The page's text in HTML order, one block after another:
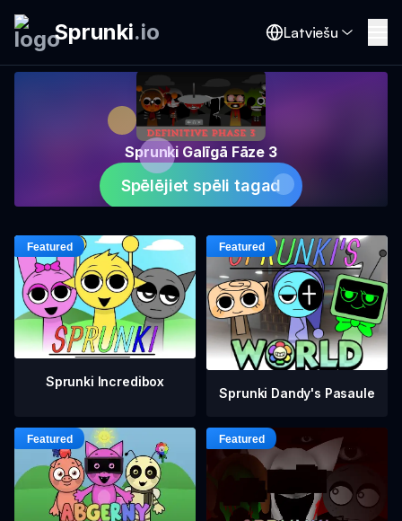
Sprunki.io Latviešu
Sprunki Galīgā Fāze 3
Spēlējiet spēli tagad
Sprunki Incredibox
Sprunki Dandy's Pasaule